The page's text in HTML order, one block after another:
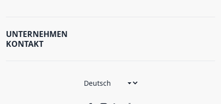
UNTERNEHMEN
KONTAKT